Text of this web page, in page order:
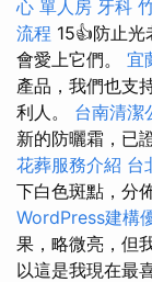
心 單人房 牙科
流程 15👍防止光
會愛上它們。 宜
產品，我們也支
利人。 台南清潔
新的防曬霜，已
花葬服務介紹 台
下白色斑點，分
WordPress建構
果，略微亮，但
以這是我現在最